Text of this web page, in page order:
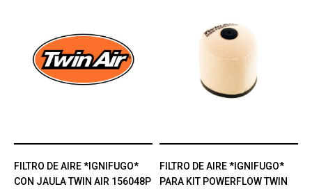
FILTRO DE AIRE *IGNIFUGO*
CON JAULA TWIN AIR 156048P
FILTRO DE AIRE *IGNIFUGO*
PARA KIT POWERFLOW TWIN